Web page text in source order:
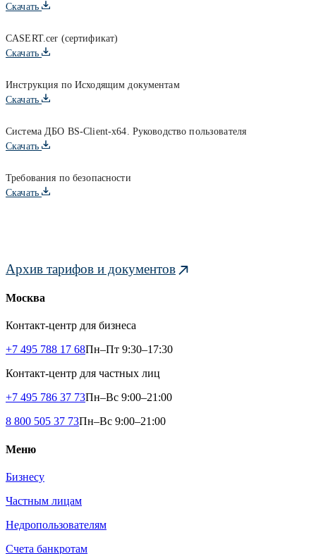
Скачать
CASERT.cer (сертификат)
Скачать
Инструкция по Исходящим документам
Скачать
Система ДБО BS-Client-x64. Руководство пользователя
Скачать
Требования по безопасности
Скачать
Архив тарифов и документов
Москва
Контакт-центр для бизнеса
+7 495 788 17 68Пн–Пт 9:30–17:30
Контакт-центр для частных лиц
+7 495 786 37 73Пн–Вс 9:00–21:00
8 800 505 37 73Пн–Вс 9:00–21:00
Меню
Бизнесу
Частным лицам
Недропользователям
Счета банкротам